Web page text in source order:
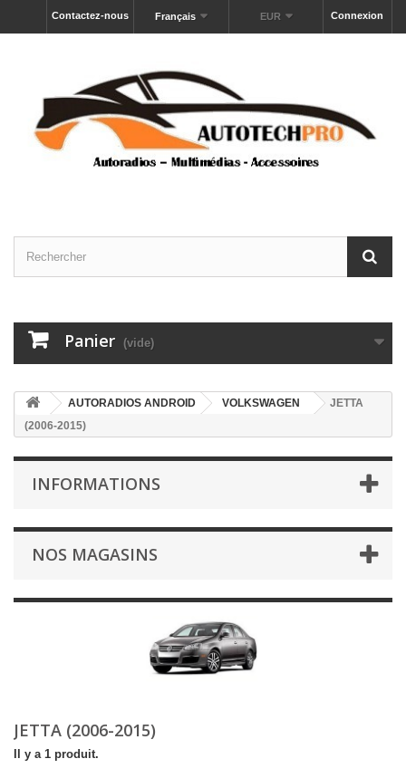
Connexion
EUR
Français
Contactez-nous
Panier (vide)
AUTORADIOS ANDROID VOLKSWAGEN
JETTA
(2006-2015)
INFORMATIONS
NOS MAGASINS
JETTA (2006-2015)
Il y a 1 produit.